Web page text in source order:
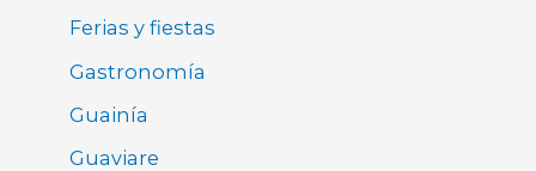
Ferias y fiestas
Gastronomía
Guainía
Guaviare